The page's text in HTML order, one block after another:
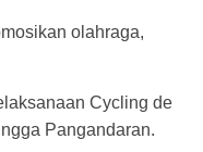
olahraga,
Cycling de
Pangandaran.